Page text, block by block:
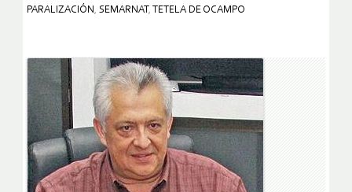
PARALIZACIÓN , SEMARNAT, TETELA DE OCAMPO